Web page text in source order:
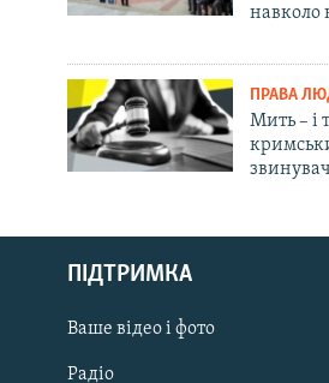
Русский
Qırımtatar
ДОЛУЧАЙСЯ!
навколо
ПРАВА
Мить – і
ПІДТРИМКА
Ваше відео і фото
Радіо